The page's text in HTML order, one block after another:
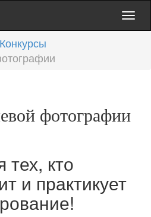
Конкурсы
фотографии
тех, кто
и практикует